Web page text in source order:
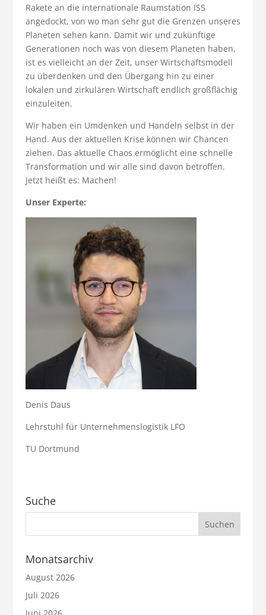
Rakete an die internationale Raumstation ISS
angedockt, von wo man sehr gut die Grenzen unseres
Planeten sehen kann. Damit wir und zukünftige
Generationen noch was von diesem Planeten haben,
ist es vielleicht an der Zeit, unser Wirtschaftsmodell
zu überdenken und den Übergang hin zu einer
lokalen und zirkulären Wirtschaft endlich großflächig
einzuleiten.
Wir haben ein Umdenken und Handeln selbst in der
Hand. Aus der aktuellen Krise können wir Chancen
ziehen. Das aktuelle Chaos ermöglicht eine schnelle
Transformation und wir alle sind davon betroffen.
Jetzt heißt es: Machen!
Unser Experte:
Denis Daus
Lehrstuhl für Unternehmenslogistik LFO
TU Dortmund
Suche
Monatsarchiv
August 2026
Juli 2026